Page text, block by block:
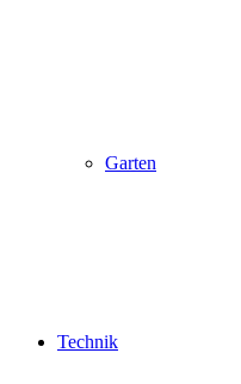
Garten
Technik